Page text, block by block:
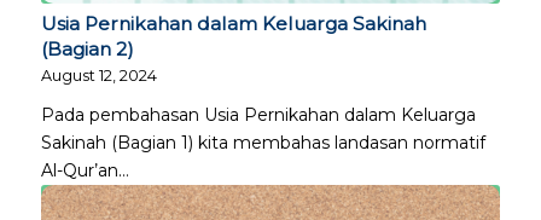
Usia Pernikahan dalam Keluarga Sakinah
(Bagian 2)
August 12, 2024
Pada pembahasan Usia Pernikahan dalam Keluarga
Sakinah (Bagian 1) kita membahas landasan normatif
Al-Qur’an…